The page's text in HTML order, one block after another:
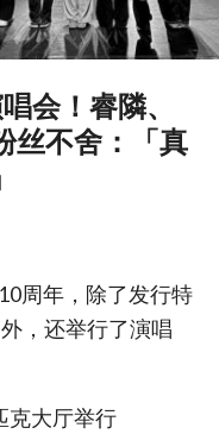
会！睿隣、
丝不舍：「真
周年，除了发行特
，还举行了演唱
克大厅举行